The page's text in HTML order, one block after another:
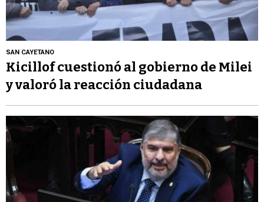
SAN CAYETANO
Kicillof cuestionó al gobierno de Milei
y valoró la reacción ciudadana